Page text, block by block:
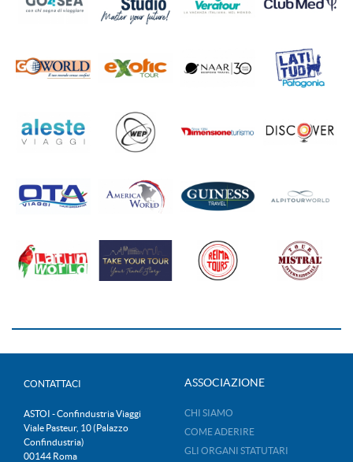
CONTATTACI
ASTOI - Confindustria Viaggi
Viale Pasteur, 10 (Palazzo
Confindustria)
00144 Roma
ASSOCIAZIONE
CHI SIAMO
COME ADERIRE
GLI ORGANI STATUTARI